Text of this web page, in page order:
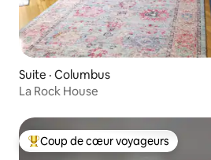
Suite · Columbus
La Rock House
Coup de cœur voyageurs parmi les
Coup de cœur voyageurs